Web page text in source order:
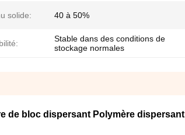
solide: 40 à 50%
Stable dans des conditions de
stockage normales
de bloc dispersant Polymère dispersant